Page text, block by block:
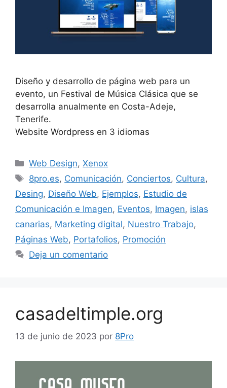
Diseño y desarrollo de página web para un
evento, un Festival de Música Clásica que se
desarrolla anualmente en Costa-Adeje,
Tenerife.
Website Wordpress en 3 idiomas
Web Design,Xenox
8pro.es, Comunicación, Conciertos, Cultura,
Desing, Diseño Web, Ejemplos, Estudio de
Comunicación e Imagen, Eventos, Imagen, islas
canarias, Marketing digital, Nuestro Trabajo,
Páginas Web, Portafolios, Promoción
Deja un comentario
casadeltimple.org
13 de junio de 2023 por 8Pro